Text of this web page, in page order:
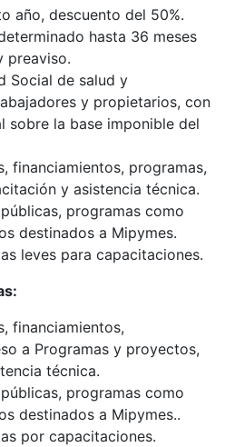
año, descuento del 50%.
hasta 36 meses
preaviso.
Social de salud y
y propietarios, con
sobre la base imponible del
financiamientos, programas,
y asistencia técnica.
programas como
destinados a Mipymes.
leves para capacitaciones.
financiamientos,
a Programas y proyectos,
técnica.
programas como
destinados a Mipymes..
por capacitaciones.